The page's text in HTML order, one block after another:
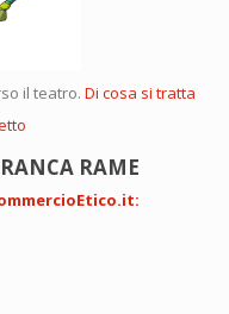
il teatro. Di cosa si tratta
RAME
: